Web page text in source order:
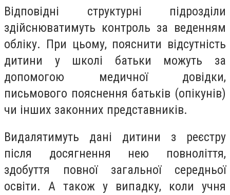
Відповідні структурні підрозділи
здійснюватимуть контроль за веденням
обліку. При цьому, пояснити відсутність
дитини у школі батьки можуть за
допомогою медичної довідки,
письмового пояснення батьків (опікунів)
чи інших законних представників.
Видалятимуть дані дитини з реєстру
після досягнення нею повноліття,
здобуття повної загальної середньої
освіти. А також у випадку, коли учня